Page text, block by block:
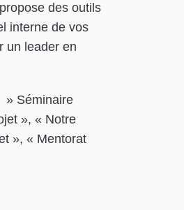
des outils
interne de vos
un leader en
» Séminaire
», « Notre
», « Mentorat